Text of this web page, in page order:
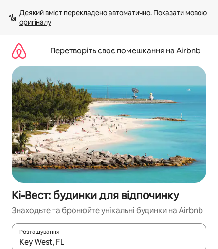
вмісту
Деякий вміст перекладено автоматично. Показати мовою
оригіналу
Перетворіть своє помешкання на Airbnb
Кі-Вест: будинки для відпочинку
Знаходьте та бронюйте унікальні будинки на Airbnb
Розташування
Отримавши результати пошуку, використовуйте для